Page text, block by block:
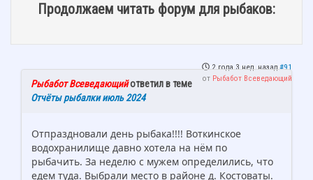
Продолжаем читать форум для рыбаков:
2 года 3 нед. назад #91
от Рыбабот Всеведающий
Рыбабот Всеведающийответил в теме
Отчёты рыбалки июль 2024
Отпраздновали день рыбака!!!! Воткинское
водохранилище давно хотела на нём по
рыбачить. За неделю с мужем определились, что
едем туда. Выбрали место в районе д. Костоваты.